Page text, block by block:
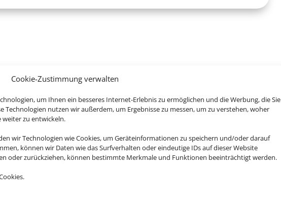
Cookie-Zustimmung verwalten
um Ihnen ein besseres Internet-Erlebnis zu ermöglichen und die Werbung, die Sie
Technologien nutzen wir außerdem, um Ergebnisse zu messen, um zu verstehen, woher
weiter zu entwickeln.
wir Technologien wie Cookies, um Geräteinformationen zu speichern und/oder darauf
können wir Daten wie das Surfverhalten oder eindeutige IDs auf dieser Website
oder zurückziehen, können bestimmte Merkmale und Funktionen beeinträchtigt werden.
jetzt Ihren Urlaub in Bayern